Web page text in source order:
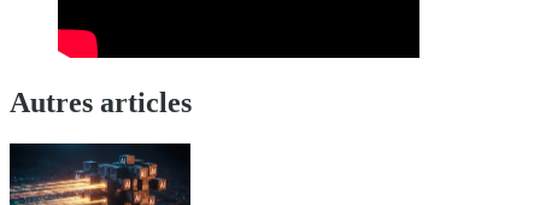
Autres articles